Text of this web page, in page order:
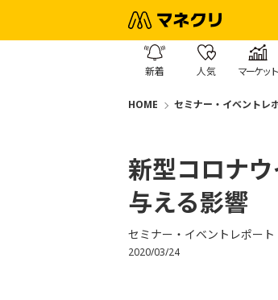
新着 人気 マーケット
HOME セミナー・イベントレ
新型コロナ
与える影響
セミナー・イベントレポート
2020/03/24